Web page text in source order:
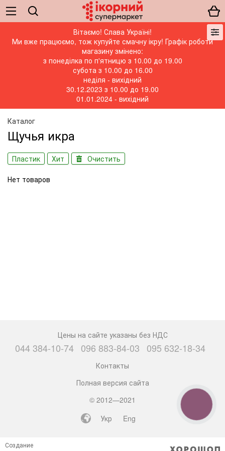
Вітаємо! Слава Україні!
Ми вже працюємо, тож купуйте смачну ікру! Графік роботи
магазину змінено:
з понеділка по п'ятницю з 10.00 до 19.00
субота з 10.00 до 16.00
неділя - вихідний
30.12.2023 з 10.00 до 19.00
01.01.2024 - вихідний
Каталог
Щучья икра
Пластик Хит Очистить
Нет товаров
Цены на сайте указаны без НДС
044 384-10-74 096 883-84-03 095 632-18-34
Контакты
Полная версия сайта
© 2012—2021
Укр
Eng
Создание